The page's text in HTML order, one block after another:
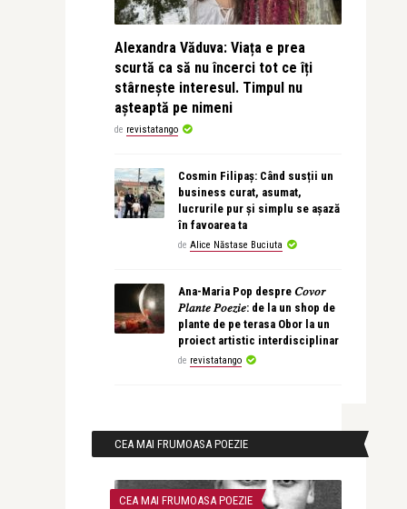
Alexandra Văduva: Viața e prea
scurtă ca să nu încerci tot ce îți
stârnește interesul. Timpul nu
așteaptă pe nimeni
de revistatango
Cosmin Filipaș: Când susții un
business curat, asumat,
lucrurile pur și simplu se așază
în favoarea ta
de Alice Năstase Buciuta
Ana-Maria Pop despre 𝐶𝑜𝑣𝑜𝑟
𝑃𝑙𝑎𝑛𝑡𝑒 𝑃𝑜𝑒𝑧𝑖𝑒: de la un shop de
plante de pe terasa Obor la un
proiect artistic interdisciplinar
de revistatango
CEA MAI FRUMOASA POEZIE
CEA MAI FRUMOASA POEZIE